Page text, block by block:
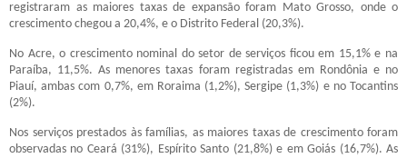
registraram as maiores taxas de expansão foram Mato Grosso, onde o
crescimento chegou a 20,4%, e o Distrito Federal (20,3%).
No Acre, o crescimento nominal do setor de serviços ficou em 15,1% e na
Paraíba, 11,5%. As menores taxas foram registradas em Rondônia e no
Piauí, ambas com 0,7%, em Roraima (1,2%), Sergipe (1,3%) e no Tocantins
(2%).
Nos serviços prestados às famílias, as maiores taxas de crescimento foram
observadas no Ceará (31%), Espírito Santo (21,8%) e em Goiás (16,7%). As